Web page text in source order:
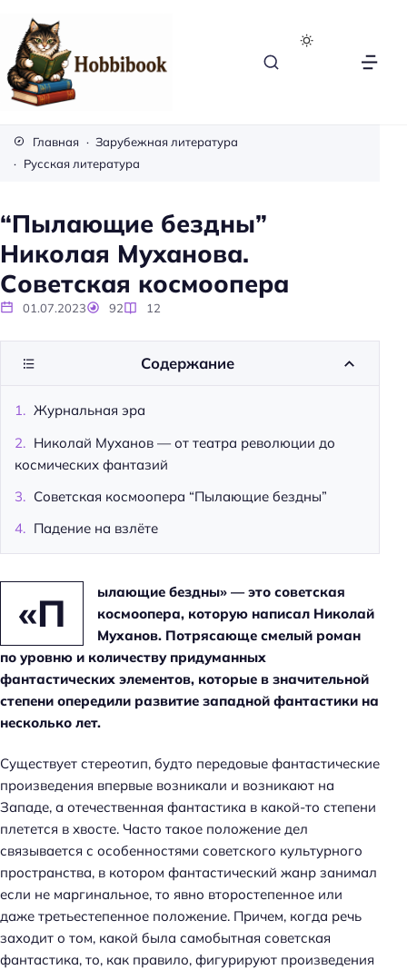
o
o
k
Главная
Зарубежная литература
Русская литература
“Пылающие бездны”
Николая Муханова.
Советская космоопера
01.07.2023 92 12
«П
ылающие бездны» — это советская
космоопера, которую написал Николай
Муханов. Потрясающе смелый роман
по уровню и количеству придуманных
фантастических элементов, которые в значительной
степени опередили развитие западной фантастики на
несколько лет.
Существует стереотип, будто передовые фантастические
произведения впервые возникали и возникают на
Западе, а отечественная фантастика в какой-то степени
плетется в хвосте. Часто такое положение дел
связывается с особенностями советского культурного
пространства, в котором фантастический жанр занимал
если не маргинальное, то явно второстепенное или
даже третьестепенное положение. Причем, когда речь
заходит о том, какой была самобытная советская
фантастика, то, как правило, фигурируют произведения
Содержание
Журнальная эра
Николай Муханов — от театра революции до
космических фантазий
Советская космоопера “Пылающие бездны”
Падение на взлёте